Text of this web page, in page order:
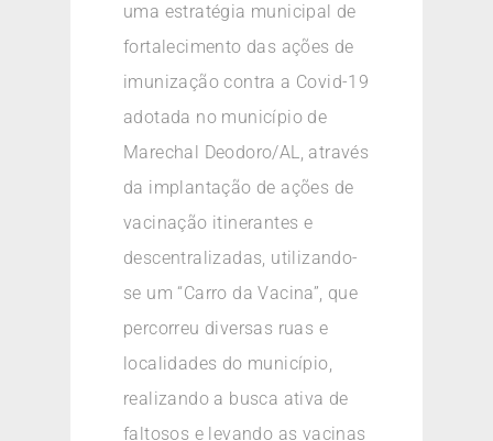
uma estratégia municipal de
fortalecimento das ações de
imunização contra a Covid-19
adotada no município de
Marechal Deodoro/AL, através
da implantação de ações de
vacinação itinerantes e
descentralizadas, utilizando-
se um “Carro da Vacina”, que
percorreu diversas ruas e
localidades do município,
realizando a busca ativa de
faltosos e levando as vacinas